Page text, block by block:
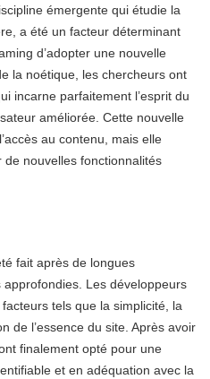
émergente qui étudie la
a été un facteur déterminant
d’adopter une nouvelle
la noétique, les chercheurs ont
incarne parfaitement l’esprit du
améliorée. Cette nouvelle
au contenu, mais elle
de nouvelles fonctionnalités
fait après de longues
Les développeurs
tels que la simplicité, la
de l’essence du site. Après avoir
finalement opté pour une
et en adéquation avec la